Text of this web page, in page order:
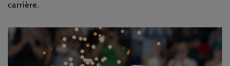
carrière.